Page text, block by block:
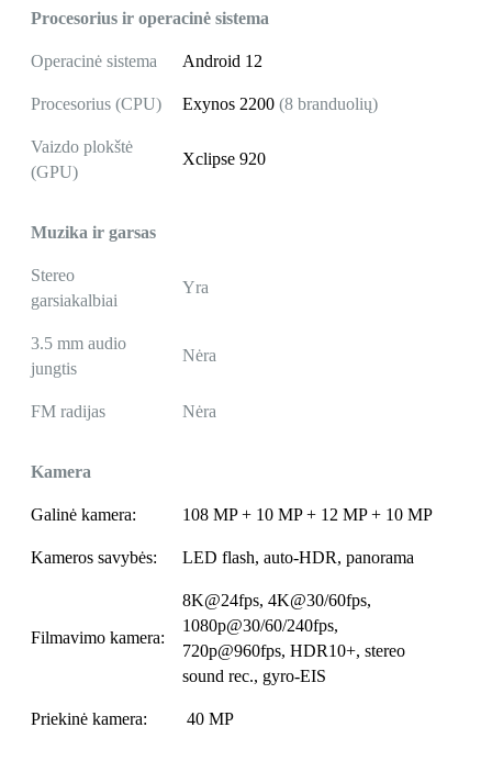
Procesorius ir operacinė sistema
Operacinė sistema Android 12
Procesorius (CPU) Exynos 2200 (8 branduolių)
Vaizdo plokštė
(GPU)
Xclipse 920
Muzika ir garsas
Stereo
garsiakalbiai
Yra
3.5 mm audio
jungtis
Nėra
FM radijas Nėra
Kamera
Galinė kamera: 108 MP + 10 MP + 12 MP + 10 MP
Kameros savybės: LED flash, auto-HDR, panorama
Filmavimo kamera:
8K@24fps, 4K@30/60fps,
1080p@30/60/240fps,
720p@960fps, HDR10+, stereo
sound rec., gyro-EIS
Priekinė kamera: 40 MP